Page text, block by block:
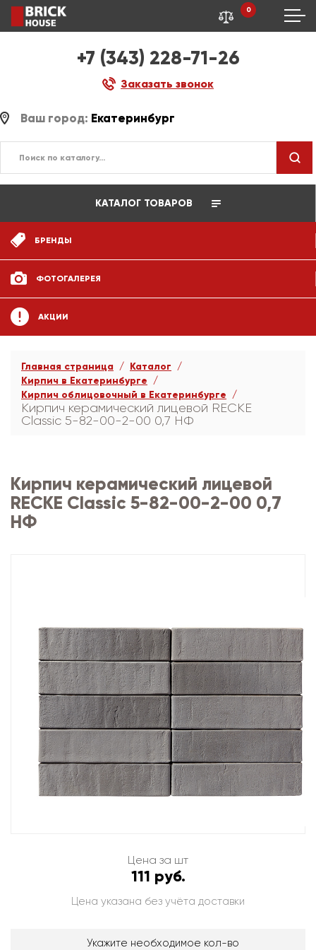
+7 (343) 228-71-26
Заказать звонок
0
Ваш город: Екатеринбург
КАТАЛОГ ТОВАРОВ
БРЕНДЫ
ФОТОГАЛЕРЕЯ
АКЦИИ
Главная страница
Каталог
Кирпич в Екатеринбурге
Кирпич облицовочный в Екатеринбурге
Кирпич керамический лицевой RECKE
Сlassic 5-82-00-2-00 0,7 НФ
Кирпич керамический лицевой
RECKE Сlassic 5-82-00-2-00 0,7
НФ
Цена за шт
111 руб.
Цена указана без учёта доставки
Укажите необходимое кол-во